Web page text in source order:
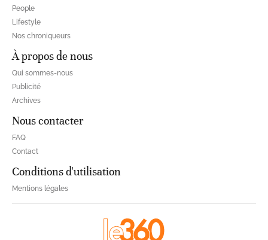
People
Lifestyle
Nos chroniqueurs
À propos de nous
Qui sommes-nous
Publicité
Archives
Nous contacter
FAQ
Contact
Conditions d'utilisation
Mentions légales